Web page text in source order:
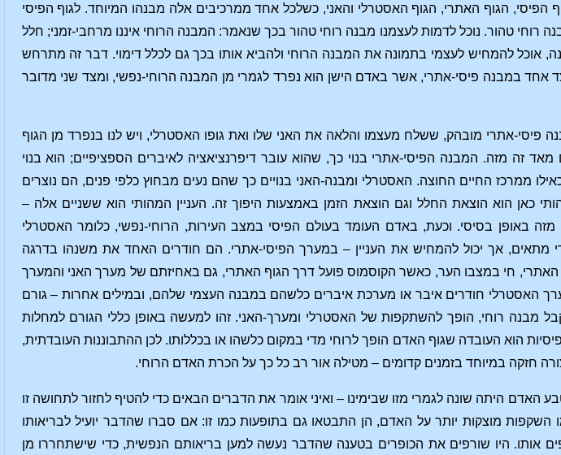
הגוף האתרי, הגוף האסטרלי והאני, כשלכל אחד ממרכיבים אלה מבנהו המיוחד. לגוף הפיסי
רוחי טהור. נוכל לדמות לעצמנו מבנה רוחי טהור בכך שנאמר: המבנה הרוחי איננו מרחבי-זמני; חלל
אוכל להמחיש לעצמי בתמונה את המבנה הרוחי ולהביא אותו בכך גם לכלל דימוי. דבר זה מתרחש
אחד במבנה פיסי-אתרי, אשר באדם הישן הוא נפרד לגמרי מן המבנה הרוחי-נפשי, ומצד שני מדובר
פיסי-אתרי מובהק, ששלח מעצמו והלאה את האני שלו ואת גופו האסטרלי, ויש לנו בנפרד מן הגוף
זה מזה. המבנה הפיסי-אתרי בנוי כך, שהוא עובר דיפרנציאציה לאיברים הספציפיים; הוא בנוי
ממרכז החיים החוצה. האסטרלי ומבנה-האני בנויים כך שהם נעים מבחוץ כלפי פנים, הם נוצרים
כאן הוא הוצאת החלל וגם הוצאת הזמן באמצעות היפוך זה. העניין המהותי הוא ששניים אלה –
באופן בסיסי. וכעת, באדם העומד בעולם הפיסי במצב העירות, הרוחי-נפשי, כלומר האסטרלי
מתאים, אך יכול להמחיש את העניין – במערך הפיסי-אתרי. הם חודרים האחד את משנהו בדרגה
האתרי, חי במצבו הער, כאשר הקוסמוס פועל דרך הגוף האתרי, גם באחיזתם של מערך האני והמערך
האסטרלי חודרים איבר או מערכת איברים כלשהם במבנה העצמי שלהם, ובמילים אחרות – גורם
מבנה רוחי, הופך להשתקפות של האסטרלי ומערך-האני. זהו למעשה באופן כללי הגורם למחלות
הוא העובדה שגוף האדם הופך לרוחי מדי במקום כלשהו או בכללותו. לכן ההתבוננות העובדתית,
חזקה במיוחד בזמנים קדומים – מטילה אור רב כל כך על הכרת האדם הרוחי.
היתה שונה לגמרי מזו שבימינו – ואיני אומר את הדברים הבאים כדי להטיף לחזור לתחושה זו
השקפות מוצקות יותר על האדם, הן התבטאו גם בתופעות כמו זו: אם סברו שהדבר יועיל לבריאותו
אותו. היו שורפים את הכופרים בטענה שהדבר נעשה למען בריאותם הנפשית, כדי שישתחררו מן